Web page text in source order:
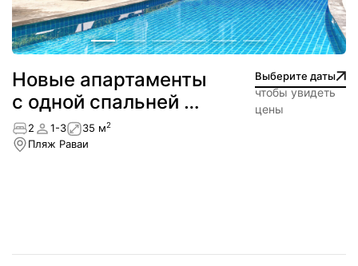
Новые апартаменты
с одной спальней в
5 минутах от пляжа
Раваи
Выберите даты
чтобы увидеть
цены
2 1-3 35 м2
Пляж Раваи